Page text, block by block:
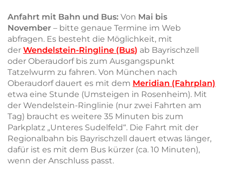
Anfahrt mit Bahn und Bus: Von Mai bis
November – bitte genaue Termine im Web
abfragen. Es besteht die Möglichkeit, mit
der Wendelstein-Ringline (Bus) ab Bayrischzell
oder Oberaudorf bis zum Ausgangspunkt
Tatzelwurm zu fahren. Von München nach
Oberaudorf dauert es mit dem Meridian (Fahrplan)
etwa eine Stunde (Umsteigen in Rosenheim). Mit
der Wendelstein-Ringlinie (nur zwei Fahrten am
Tag) braucht es weitere 35 Minuten bis zum
Parkplatz „Unteres Sudelfeld“. Die Fahrt mit der
Regionalbahn bis Bayrischzell dauert etwas länger,
dafür ist es mit dem Bus kürzer (ca. 10 Minuten),
wenn der Anschluss passt.